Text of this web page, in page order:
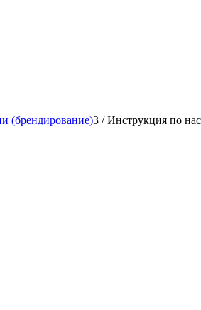
(брендирование)3 / Инструкция по